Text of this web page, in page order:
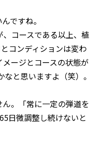
ですね。
コースである以上、植
コンディションは変わ
ージとコースの状態が
と思いますよ（笑）。
。「常に一定の弾道を
日微調整し続けないと